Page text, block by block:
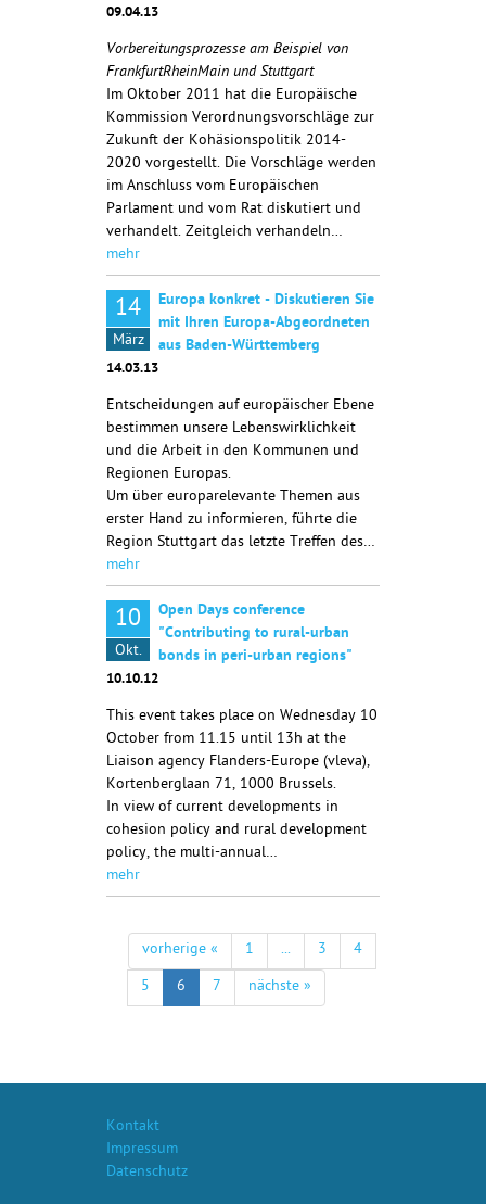
09.04.13
Vorbereitungsprozesse am Beispiel von
FrankfurtRheinMain und Stuttgart
Im Oktober 2011 hat die Europäische
Kommission Verordnungsvorschläge zur
Zukunft der Kohäsionspolitik 2014-
2020 vorgestellt. Die Vorschläge werden
im Anschluss vom Europäischen
Parlament und vom Rat diskutiert und
verhandelt. Zeitgleich verhandeln…
mehr
14
März
Europa konkret - Diskutieren Sie
mit Ihren Europa-Abgeordneten
aus Baden-Württemberg
14.03.13
Entscheidungen auf europäischer Ebene
bestimmen unsere Lebenswirklichkeit
und die Arbeit in den Kommunen und
Regionen Europas.
Um über europarelevante Themen aus
erster Hand zu informieren, führte die
Region Stuttgart das letzte Treffen des…
mehr
10
Okt.
Open Days conference
"Contributing to rural-urban
bonds in peri-urban regions"
10.10.12
This event takes place on Wednesday 10
October from 11.15 until 13h at the
Liaison agency Flanders-Europe (vleva),
Kortenberglaan 71, 1000 Brussels.
In view of current developments in
cohesion policy and rural development
policy, the multi-annual…
mehr
vorherige « 1 ... 3
4
5
6 7 nächste »
Kontakt
Impressum
Datenschutz